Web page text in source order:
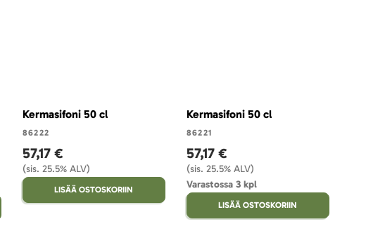
Kermasifoni 50 cl
86222
57,17 €
(sis. 25.5% ALV)
LISÄÄ OSTOSKORIIN
Kermasifoni 50 cl
86221
57,17 €
(sis. 25.5% ALV)
Varastossa 3 kpl
LISÄÄ OSTOSKORIIN